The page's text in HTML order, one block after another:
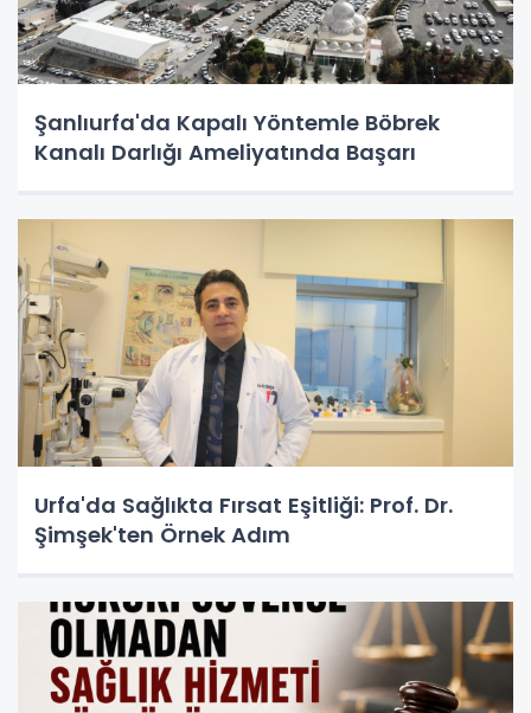
Şanlıurfa'da Kapalı Yöntemle Böbrek
Kanalı Darlığı Ameliyatında Başarı
Urfa'da Sağlıkta Fırsat Eşitliği: Prof. Dr.
Şimşek'ten Örnek Adım